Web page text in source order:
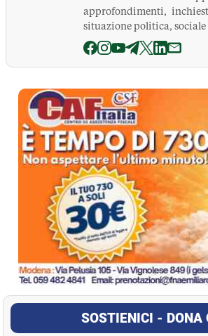
approfondimenti,
situazione politica, sociale
La Pressa
SOSTIENICI - DONA